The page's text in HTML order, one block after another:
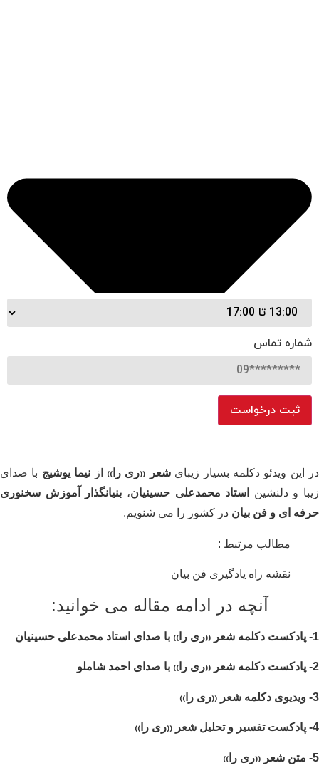
شماره تماس
ثبت درخواست
این ویدئو دکلمه بسیار زیبایشعر ₍₍ری را₎₎ از نیما یوشیجبا صدای
و دلنشیناستاد محمدعلی حسینیان،بنیانگذار آموزش سخنوری
ای و فن بیاندر کشور را می شنویم.
مطالب مرتبط :
نقشه راه یادگیری فن بیان
آنچه در ادامه مقاله می خوانید: